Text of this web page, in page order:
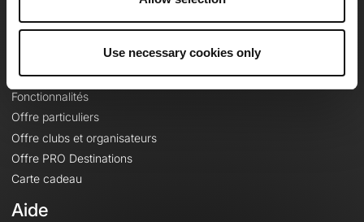
Use necessary cookies only
Le Mag'
Fonds de cartes topographiques
Fonctionnalités
Offre particuliers
Offre clubs et organisateurs
Offre PRO Destinations
Carte cadeau
Aide